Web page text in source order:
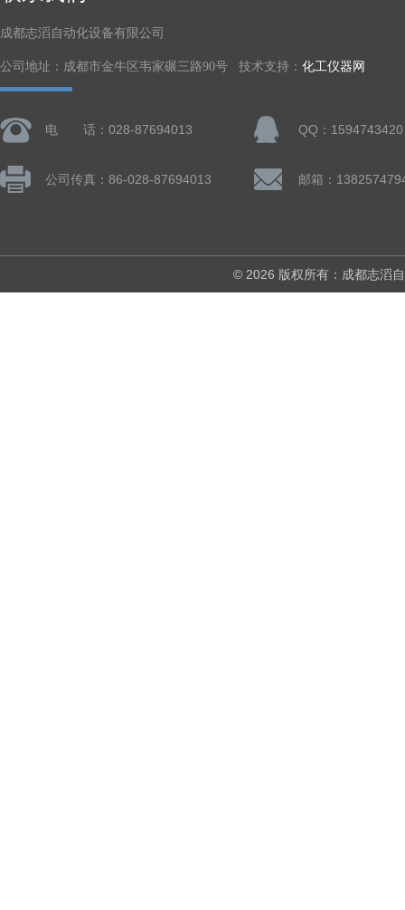
成都志滔自动化设备有限公司
公司地址：成都市金牛区韦家碾三路90号 技术支持： 化工仪器网
电 话：028-87694013 QQ：1594743420
公司传真：86-028-87694013
© 2026 版权所有：成都志滔